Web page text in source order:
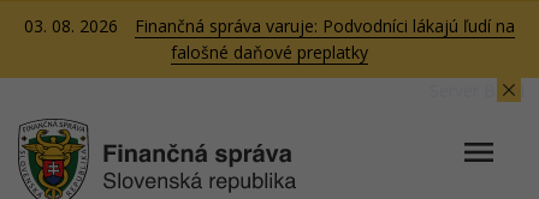
03. 08. 2026
Finančná správa varuje: Podvodníci lákajú ľudí na
falošné daňové preplatky
Server BB01